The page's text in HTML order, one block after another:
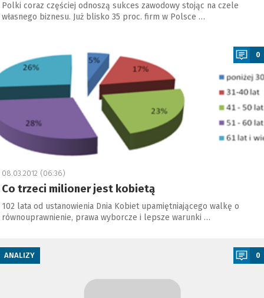
Polki coraz częściej odnoszą sukces zawodowy stojąc na czele
własnego biznesu. Już blisko 35 proc. firm w Polsce …
0
08.03.2012 (06:36)
Co trzeci milioner jest kobietą
102 lata od ustanowienia Dnia Kobiet upamiętniającego walkę o
równouprawnienie, prawa wyborcze i lepsze warunki …
ANALIZY 0